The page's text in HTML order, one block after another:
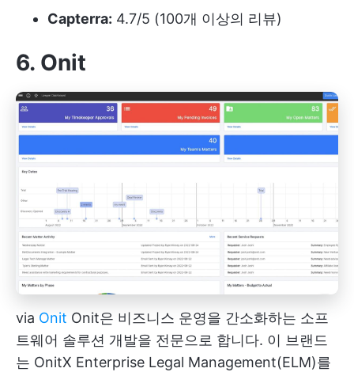
Capterra: 4.7/5 (100개 이상의 리뷰)
6. Onit
via Onit Onit은 비즈니스 운영을 간소화하는 소프
트웨어 솔루션 개발을 전문으로 합니다. 이 브랜드
는 OnitX Enterprise Legal Management(ELM)를